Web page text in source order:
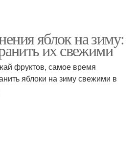
яблок на зиму:
их свежими
фруктов, самое время
яблоки на зиму свежими в